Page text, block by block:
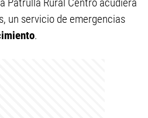
Patrulla Rural Centro acudiera
un servicio de emergencias
.